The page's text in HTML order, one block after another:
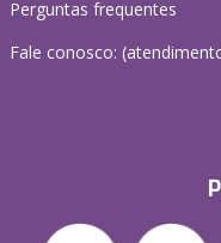
Perguntas frequentes
Fale conosco: